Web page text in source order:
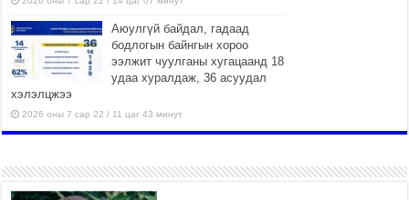
Аюулгүй байдал, гадаад
бодлогын байнгын хороо
ээлжит чуулганы хугацаанд 18
удаа хуралдаж, 36 асуудал
хэлэлцжээ
2026 оны 7 сар 22 / 11 цаг 43 минут
боломжтой-Хүүхэд хөгжүүлэх
төв” байгуулах төсөлд төр,